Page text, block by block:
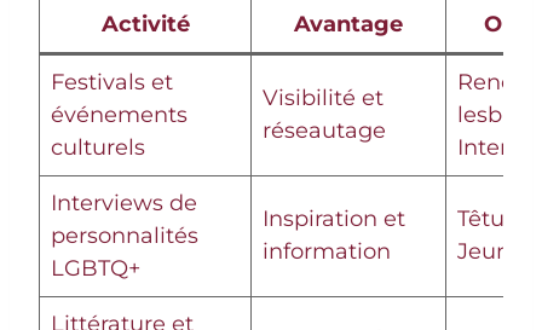
Activité Avantage Où
Festivals et
événements
culturels
Visibilité et
réseautage
Inter-
Interviews de
personnalités
LGBTQ+
Inspiration et
information
Têtu,
Jeunes
Littérature et